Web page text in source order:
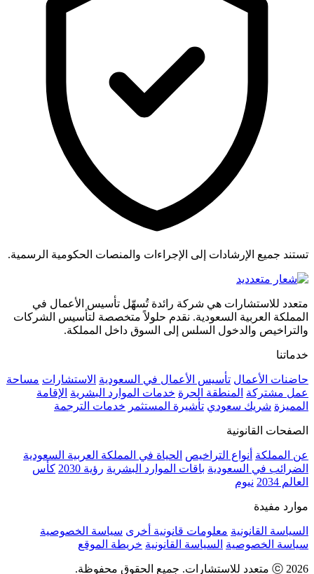
تستند جميع الإرشادات إلى الإجراءات والمنصات الحكومية الرسمية.
متعدد للاستشارات هي شركة رائدة تُسهّل تأسيس الأعمال في
المملكة العربية السعودية. نقدم حلولاً متخصصة لتأسيس الشركات
والتراخيص والدخول السلس إلى السوق داخل المملكة.
خدماتنا
حاضنات الأعمال تأسيس الأعمال في السعودية الاستشارات مساحة
عمل مشتركة المنطقة الحرة خدمات الموارد البشرية الإقامة
المميزة شريك سعودي تأشيرة المستثمر خدمات الترجمة
الصفحات القانونية
عن المملكة أنواع التراخيص الحياة في المملكة العربية السعودية
الضرائب في السعودية باقات الموارد البشرية رؤية 2030
كأس
العالم 2034
نيوم
موارد مفيدة
السياسة القانونية معلومات قانونية أخرى سياسة الخصوصية
سياسة الخصوصية السياسة القانونية خريطة الموقع
ⓒ 2026 متعدد للاستشارات. جميع الحقوق محفوظة.